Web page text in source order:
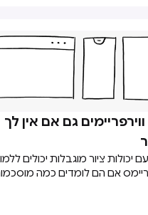
גם אם אין לך
יכולות ציור מוגבלות יכולים
אם הם לומדים כמה